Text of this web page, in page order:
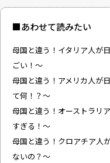
■あわせて読みたい
母国と違う！イタリア人が
ごい！〜
母国と違う！アメリカ人が
て何！？～
母国と違う！オーストラリ
すぎる！〜
母国と違う！クロアチア人
ないの？〜